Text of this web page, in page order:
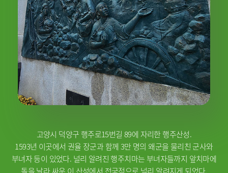
고양시 덕양구 행주로15번길 89에 자리한 행주산성.
1593년 이곳에서 권율 장군과 함께 3만 명의 왜군을 물리친 군사와
부녀자 등이 있었다. 널리 알려진 행주치마는 부녀자들까지 앞치마에
돌을 날라 싸운 이 산성에서 전국적으로 널리 알려지게 되었다.